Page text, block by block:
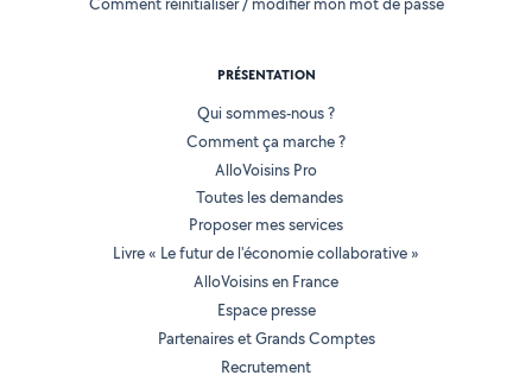
PRÉSENTATION
Qui sommes-nous ?
Comment ça marche ?
AlloVoisins Pro
Toutes les demandes
Proposer mes services
Livre « Le futur de l'économie collaborative »
AlloVoisins en France
Espace presse
Partenaires et Grands Comptes
Recrutement